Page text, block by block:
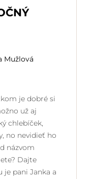
Mužlová
je dobré si
už aj
chlebíček,
no nevidieť ho
názvom
Dajte
pani Janka a